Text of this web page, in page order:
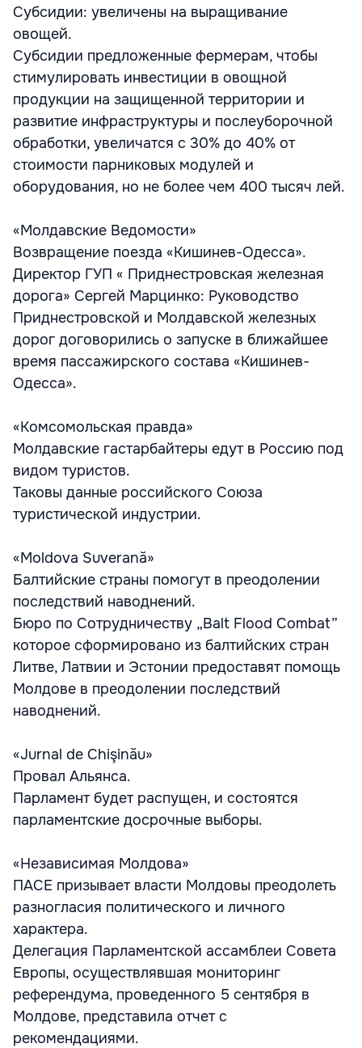
Субсидии: увеличены на выращивание
овощей.
Субсидии предложенные фермерам, чтобы
стимулировать инвестиции в овощной
продукции на защищенной территории и
развитие инфраструктуры и послеуборочной
обработки, увеличатся с 30% до 40% от
стоимости парниковых модулей и
оборудования, но не более чем 400 тысяч лей.
«Молдавские Ведомости»
Возвращение поезда «Кишинев-Одесса».
Директор ГУП « Приднестровская железная
дорога» Сергей Марцинко: Руководство
Приднестровской и Молдавской железных
дорог договорились о запуске в ближайшее
время пассажирского состава «Кишинев-
Одесса».
«Комсомольская правда»
Молдавские гастарбайтеры едут в Россию под
видом туристов.
Таковы данные российского Союза
туристической индустрии.
«Moldova Suverană»
Балтийские страны помогут в преодолении
последствий наводнений.
Бюро по Сотрудничеству „Balt Flood Combat”
которое сформировано из балтийских стран
Литве, Латвии и Эстонии предоставят помощь
Молдове в преодолении последствий
наводнений.
«Jurnal de Chişinău»
Провал Альянса.
Парламент будет распущен, и состоятся
парламентские досрочные выборы.
«Независимая Молдова»
ПАСЕ призывает власти Молдовы преодолеть
разногласия политического и личного
характера.
Делегация Парламентской ассамблеи Совета
Европы, осуществлявшая мониторинг
референдума, проведенного 5 сентября в
Молдове, представила отчет с
рекомендациями.